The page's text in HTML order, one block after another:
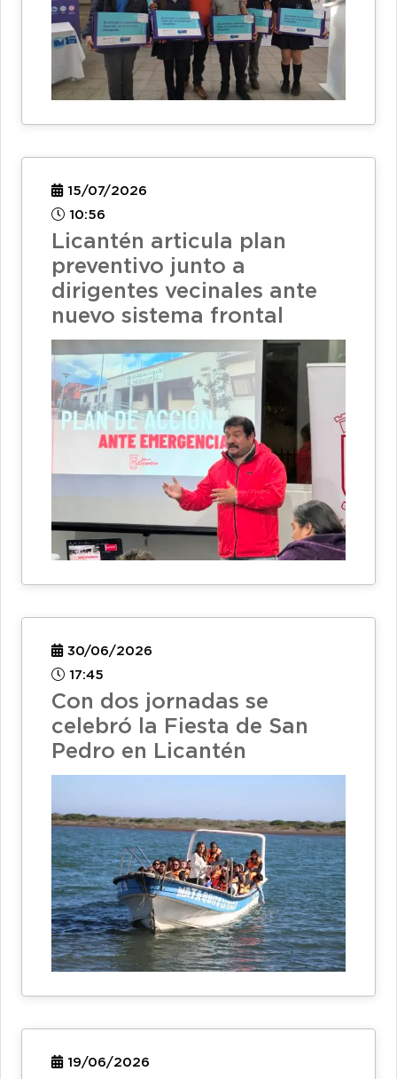
15/07/2026
10:56
Licantén articula plan
preventivo junto a
dirigentes vecinales ante
nuevo sistema frontal
30/06/2026
17:45
Con dos jornadas se
celebró la Fiesta de San
Pedro en Licantén
19/06/2026